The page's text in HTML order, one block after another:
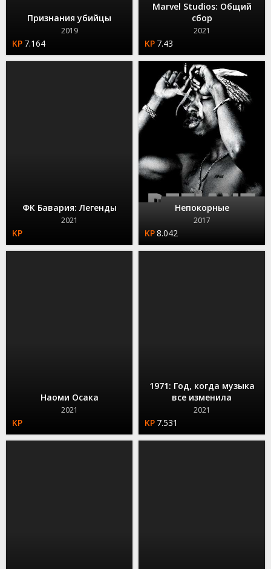
Признания убийцы
2019
7.164
Marvel Studios: Общий
сбор
2021
7.43
ФК Бавария: Легенды
2021
Непокорные
2017
8.042
Наоми Осака
2021
1971: Год, когда музыка
все изменила
2021
7.531